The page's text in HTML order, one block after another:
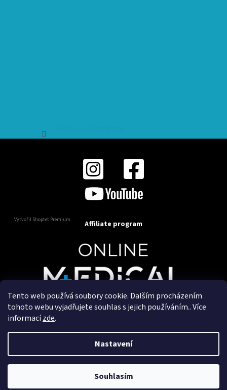
Tento web používá soubory cookie. Dalším procházením
tohoto webu vyjadřujete souhlas s jejich používáním.. Více
informacízde.
Nastavení
Souhlasím
Vytvořil Shoptet Premium Affiliate program
Copyright 2025OnlineMedical.cz. Všechna práva
Vytvořil a marketingově zajišťuje